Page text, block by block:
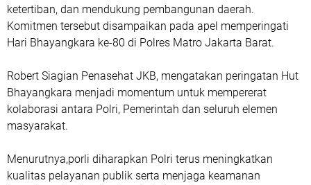
ketertiban, dan mendukung pembangunan daerah.
Komitmen tersebut disampaikan pada apel memperingati
Hari Bhayangkara ke-80 di Polres Matro Jakarta Barat.
Robert Siagian Penasehat JKB, mengatakan peringatan Hut
Bhayangkara menjadi momentum untuk mempererat
kolaborasi antara Polri, Pemerintah dan seluruh elemen
masyarakat.
Menurutnya,porli diharapkan Polri terus meningkatkan
kualitas pelayanan publik serta menjaga keamanan